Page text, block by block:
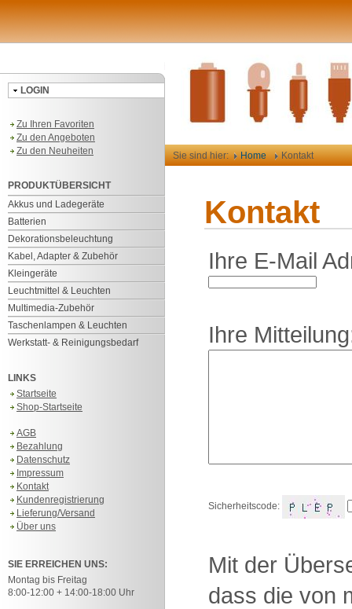
LOGIN
Zu Ihren Favoriten
Zu den Angeboten
Zu den Neuheiten
PRODUKTÜBERSICHT
Akkus und Ladegeräte
Batterien
Dekorationsbeleuchtung
Kabel, Adapter & Zubehör
Kleingeräte
Leuchtmittel & Leuchten
Multimedia-Zubehör
Taschenlampen & Leuchten
Werkstatt- & Reinigungsbedarf
LINKS
Startseite
Shop-Startseite
AGB
Bezahlung
Datenschutz
Impressum
Kontakt
Kundenregistrierung
Lieferung/Versand
Über uns
SIE ERREICHEN UNS:
Montag bis Freitag
8:00-12:00 + 14:00-18:00 Uhr
Sie sind hier: Home Kontakt
Kontakt
Ihre E-Mail
Ihre
Sicherheitscode:
Mit der
dass die von